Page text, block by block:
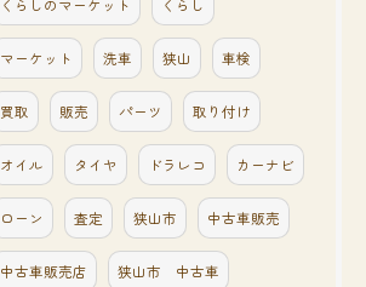
くらしのマーケット くらし
マーケット 洗車 狭山 車検
買取 販売 パーツ 取り付け
オイル タイヤ ドラレコ カーナビ
ローン 査定 狭山市 中古車販売
中古車販売店 狭山市 中古車